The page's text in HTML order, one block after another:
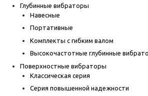
Глубинные вибраторы
Навесные
Портативные
Комплекты с гибким валом
Высокочастотные глубинные
Поверхностные вибраторы
Классическая серия
Серия повышенной надежности